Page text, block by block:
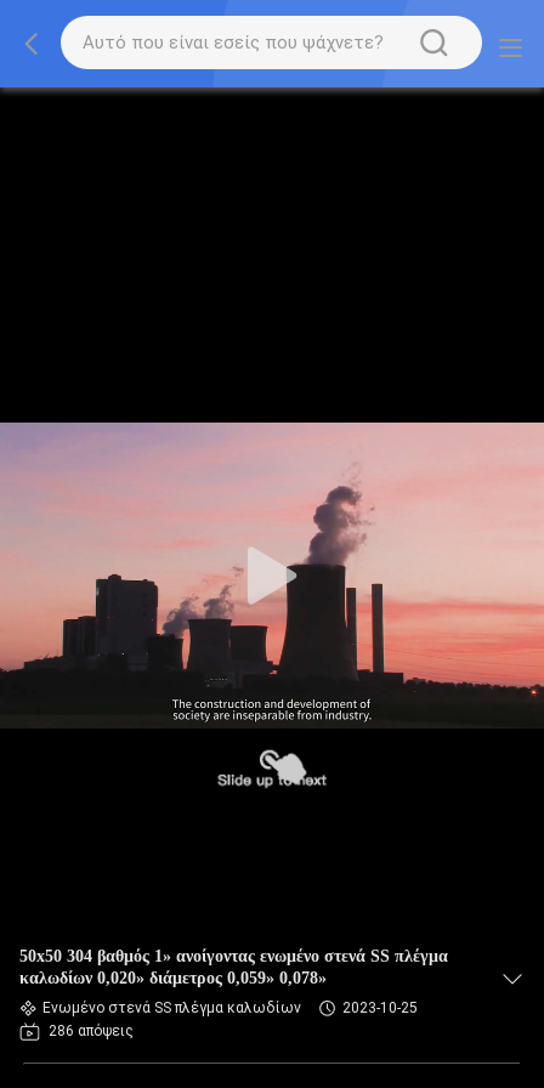
50x50 304 βαθμός 1» ανοίγοντας ενωμένο στενά SS πλέγμα
καλωδίων 0,020» διάμετρος 0,059» 0,078»
Ενωμένο στενά SS πλέγμα καλωδίων
2023-10-25
286 απόψεις